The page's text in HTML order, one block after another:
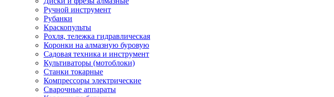
Ручной инструмент
Рубанки
Краскопульты
Рохля, тележка гидравлическая
Коронки на алмазную буровую
Садовая техника и инструмент
Культиваторы (мотоблоки)
Станки токарные
Компрессоры электрические
Сварочные аппараты